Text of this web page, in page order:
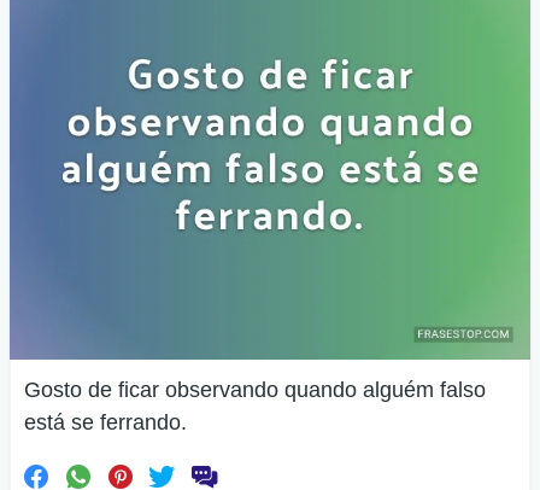
Gosto de ficar observando quando alguém falso
está se ferrando.